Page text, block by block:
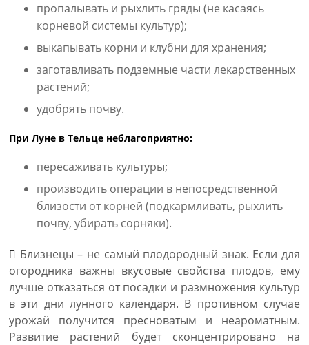
пропалывать и рыхлить гряды (не касаясь
корневой системы культур);
выкапывать корни и клубни для хранения;
заготавливать подземные части лекарственных
растений;
удобрять почву.
При Луне в Тельце неблагоприятно:
пересаживать культуры;
производить операции в непосредственной
близости от корней (подкармливать, рыхлить
почву, убирать сорняки).
Близнецы – не самый плодородный знак. Если для
огородника важны вкусовые свойства плодов, ему
лучше отказаться от посадки и размножения культур
в эти дни лунного календаря. В противном случае
урожай получится пресноватым и неароматным.
Развитие растений будет сконцентрировано на